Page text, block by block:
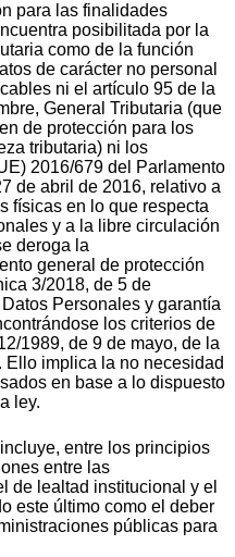
para las finalidades
posibilitada por la
como de la función
de carácter no personal
ni el artículo 95 de la
General Tributaria (que
de protección para los
tributaria) ni los
2016/679 del Parlamento
de abril de 2016, relativo a
físicas en lo que respecta
y a la libre circulación
deroga la
general de protección
3/2018, de 5 de
Personales y garantía
los criterios de
1989, de 9 de mayo, de la
implica la no necesidad
en base a lo dispuesto
ley.
entre los principios
entre las
de lealtad institucional y el
este último como el deber
públicas para